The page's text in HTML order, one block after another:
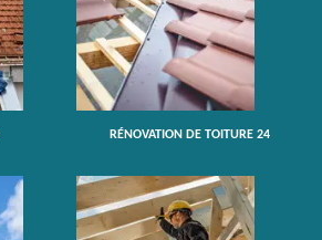
RÉNOVATION DE TOITURE 24